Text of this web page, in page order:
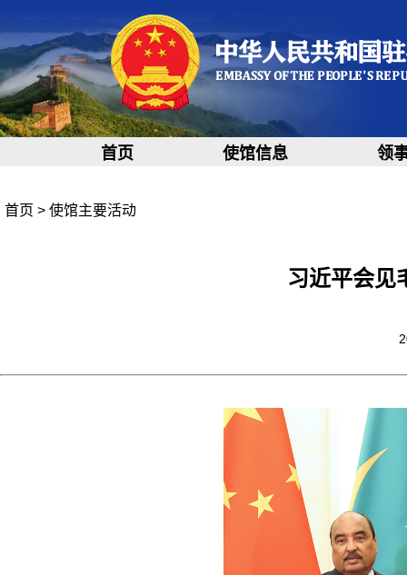
首页 使馆信息 领
首页 > 使馆主要活动
习近平会见